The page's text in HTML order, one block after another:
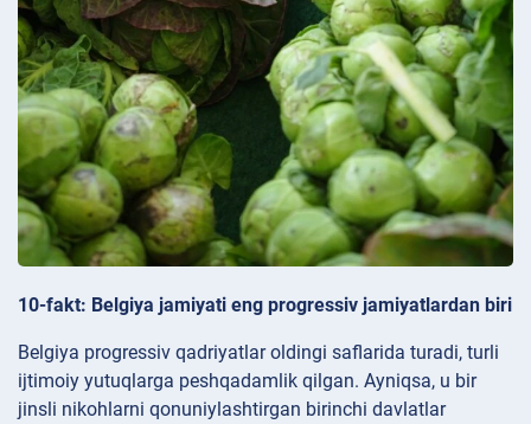
10-fakt: Belgiya jamiyati eng progressiv jamiyatlardan biri
Belgiya progressiv qadriyatlar oldingi saflarida turadi, turli
ijtimoiy yutuqlarga peshqadamlik qilgan. Ayniqsa, u bir
jinsli nikohlarni qonuniylashtirgan birinchi davlatlar